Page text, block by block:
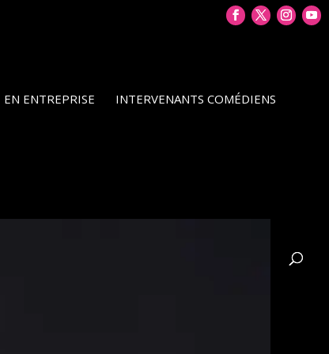
EN ENTREPRISE INTERVENANTS COMÉDIENS